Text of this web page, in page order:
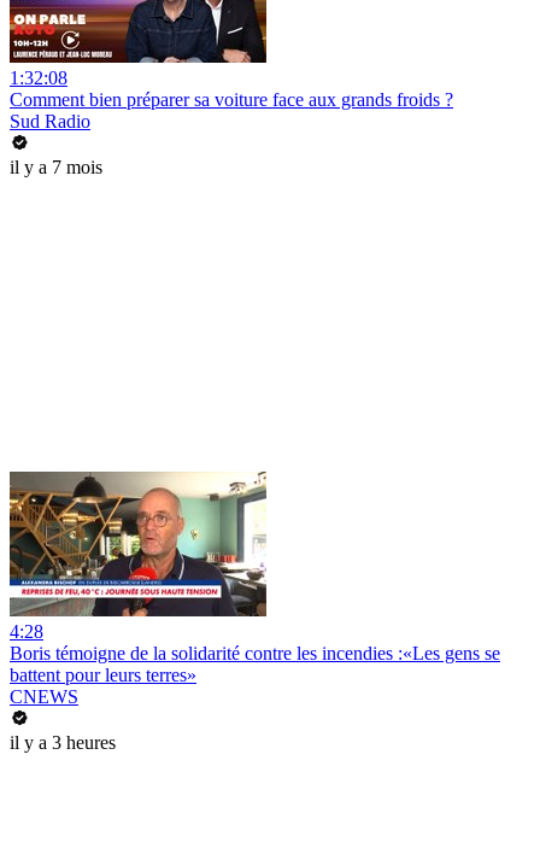
1:32:08
Comment bien préparer sa voiture face aux grands froids ?
Sud Radio
il y a 7 mois
4:28
Boris témoigne de la solidarité contre les incendies :«Les gens se
battent pour leurs terres»
CNEWS
il y a 3 heures